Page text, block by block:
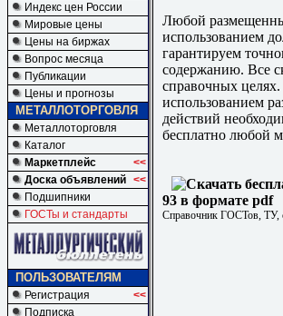
Индекс цен России
Мировые цены
Цены на биржах
Вопрос месяца
Публикации
Цены и прогнозы
МЕТАЛЛОТОРГОВЛЯ
Металлоторговля
Каталог
Маркетплейс
<<
Доска объявлений <<
Подшипники
ГОСТы и стандарты
ПОЛЬЗОВАТЕЛЯМ
Регистрация
<<
Подписка
Любой
использованием
гарантируем
содержанию. Все
справочных
использованием
действий
бесплатно любой
93 в формате pdf
Справочник ГОСТов, ТУ,